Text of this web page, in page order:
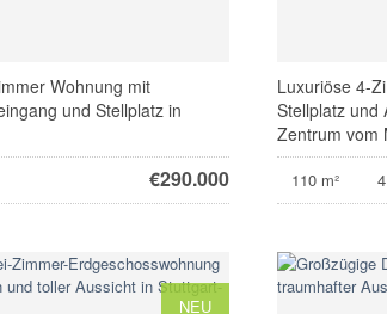
Wohnung mit
und Stellplatz in
€290.000
Luxuriöse 4-
Stellplatz und
Zentrum vom
110 m² 4
NEU